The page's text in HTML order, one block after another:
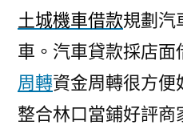
土城機車借款規劃汽
車。汽車貸款採店面
周轉資金周轉很方便
整合林口當鋪好評商